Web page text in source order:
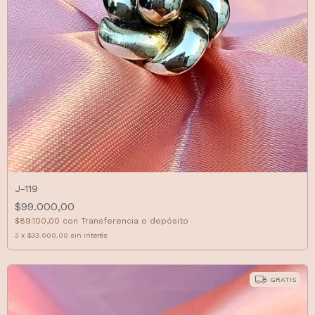
J-119
$99.000,00
$89.100,00 con Transferencia o depósito
3 x $33.000,00 sin interés
GRATIS